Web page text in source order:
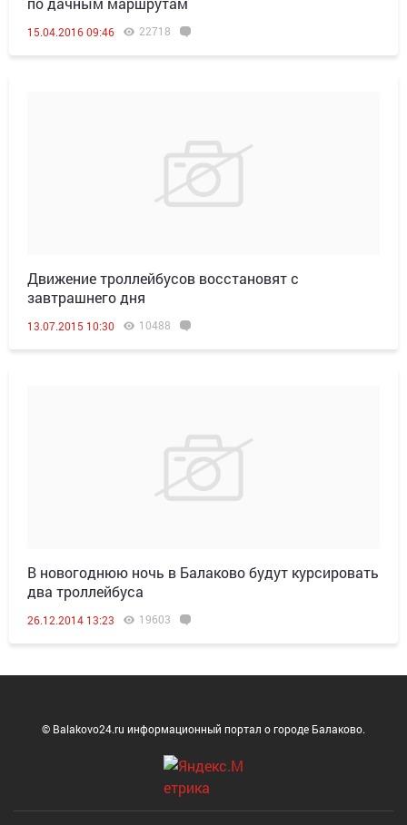
15.04.2016 09:46 22718
Движение троллейбусов восстановят с
завтрашнего дня
13.07.2015 10:30 10488
В новогоднюю ночь в Балаково будут курсировать
два троллейбуса
26.12.2014 13:23 19603
© Balakovo24.ru информационный портал о городе Балаково.